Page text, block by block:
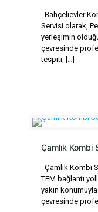
Bahçelievler
Servisi olarak,
yerleşimin
çevresinde
tespiti, […]
Çamlık Kombi
Çamlık Kombi
TEM bağlantı
yakın
çevresinde